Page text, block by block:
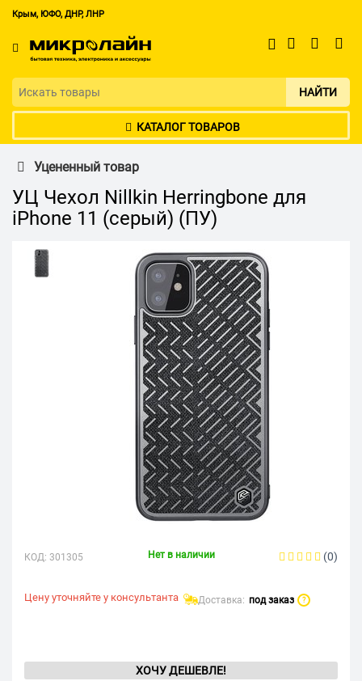
Крым, ЮФО, ДНР, ЛНР
НАЙТИ
КАТАЛОГ ТОВАРОВ
Уцененный товар
УЦ Чехол Nillkin Herringbone для
iPhone 11 (серый) (ПУ)
КОД: 301305 Нет в наличии (0)
Цену уточняйте у консультанта Доставка: под заказ ?
ХОЧУ ДЕШЕВЛЕ!